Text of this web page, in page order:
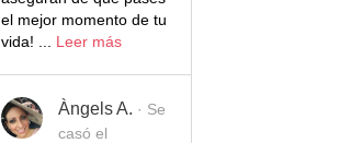
el mejor momento de tu
vida! ... Leer más
Àngels A. · Se
casó el